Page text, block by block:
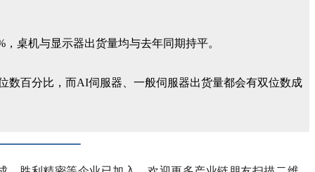
桌机与显示器出货量均与去年同期持平。
数百分比，而AI伺服器、一般伺服器出货量都会有双位数成